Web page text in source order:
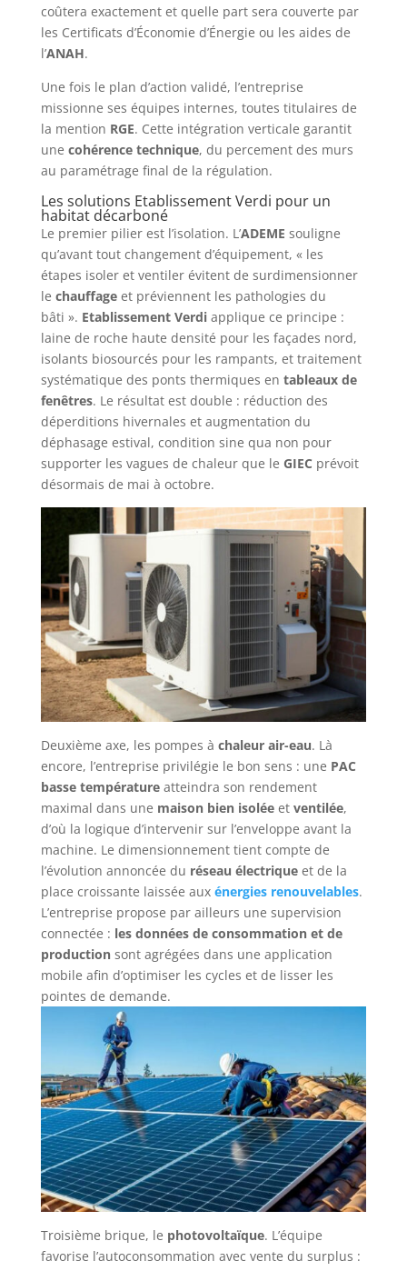
coûtera exactement et quelle part sera couverte par
les Certificats d’Économie d’Énergie ou les aides de
l’ANAH.
Une fois le plan d’action validé, l’entreprise
missionne ses équipes internes, toutes titulaires de
la mention RGE. Cette intégration verticale garantit
une cohérence technique, du percement des murs
au paramétrage final de la régulation.
Les solutions Etablissement Verdi pour un
habitat décarboné
Le premier pilier est l’isolation. L’ADEME souligne
qu’avant tout changement d’équipement, « les
étapes isoler et ventiler évitent de surdimensionner
le chauffageet préviennent les pathologies du
bâti ». Etablissement Verdiapplique ce principe :
laine de roche haute densité pour les façades nord,
isolants biosourcés pour les rampants, et traitement
systématique des ponts thermiques en tableaux de
fenêtres. Le résultat est double : réduction des
déperditions hivernales et augmentation du
déphasage estival, condition sine qua non pour
supporter les vagues de chaleur que le GIEC prévoit
désormais de mai à octobre.
Deuxième axe, les pompes à chaleur air-eau. Là
encore, l’entreprise privilégie le bon sens : une PAC
basse températureatteindra son rendement
maximal dans une maison bien isoléeet ventilée,
d’où la logique d’intervenir sur l’enveloppe avant la
machine. Le dimensionnement tient compte de
l’évolution annoncée du réseau électriqueet de la
place croissante laissée aux énergies renouvelables.
L’entreprise propose par ailleurs une supervision
connectée : les données de consommation et de
productionsont agrégées dans une application
mobile afin d’optimiser les cycles et de lisser les
pointes de demande.
Troisième brique, le photovoltaïque. L’équipe
favorise l’autoconsommation avec vente du surplus :